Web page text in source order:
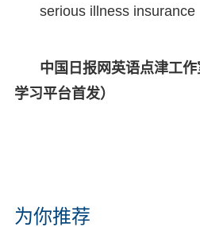
serious illness insurance
中国日报网英语点津工
学习平台首发）
为你推荐